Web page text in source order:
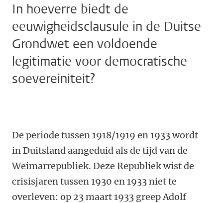
In hoeverre biedt de
eeuwigheidsclausule in de Duitse
Grondwet een voldoende
legitimatie voor democratische
soevereiniteit?
De periode tussen 1918/1919 en 1933 wordt
in Duitsland aangeduid als de tijd van de
Weimarrepubliek. Deze Republiek wist de
crisisjaren tussen 1930 en 1933 niet te
overleven: op 23 maart 1933 greep Adolf